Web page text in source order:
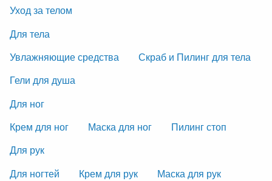
Уход за телом
Для тела
Увлажняющие средства
Скраб и Пилинг для тела
Гели для душа
Для ног
Крем для ног
Маска для ног
Пилинг стоп
Для рук
Для ногтей
Крем для рук
Маска для рук